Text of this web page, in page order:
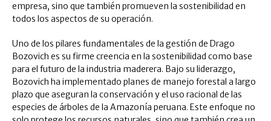
empresa, sino que también promueven la sostenibilidad en
todos los aspectos de su operación.
Uno de los pilares fundamentales de la gestión de Drago
Bozovich es su firme creencia en la sostenibilidad como base
para el futuro de la industria maderera. Bajo su liderazgo,
Bozovich ha implementado planes de manejo forestal a largo
plazo que aseguran la conservación y el uso racional de las
especies de árboles de la Amazonía peruana. Este enfoque no